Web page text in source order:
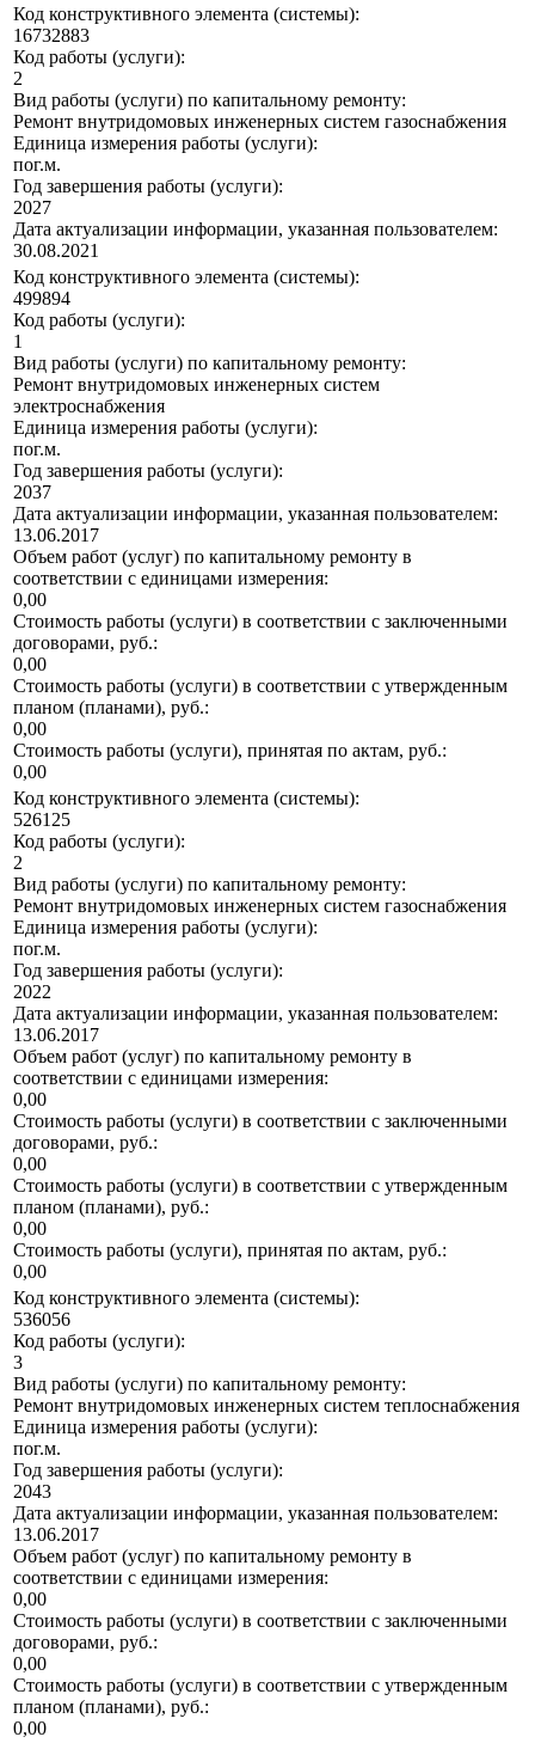
Код конструктивного элемента (системы):
16732883
Код работы (услуги):
2
Вид работы (услуги) по капитальному ремонту:
Ремонт внутридомовых инженерных систем газоснабжения
Единица измерения работы (услуги):
пог.м.
Год завершения работы (услуги):
2027
Дата актуализации информации, указанная пользователем:
30.08.2021
Код конструктивного элемента (системы):
499894
Код работы (услуги):
1
Вид работы (услуги) по капитальному ремонту:
Ремонт внутридомовых инженерных систем
электроснабжения
Единица измерения работы (услуги):
пог.м.
Год завершения работы (услуги):
2037
Дата актуализации информации, указанная пользователем:
13.06.2017
Объем работ (услуг) по капитальному ремонту в
соответствии с единицами измерения:
0,00
Стоимость работы (услуги) в соответствии с заключенными
договорами, руб.:
0,00
Стоимость работы (услуги) в соответствии с утвержденным
планом (планами), руб.:
0,00
Стоимость работы (услуги), принятая по актам, руб.:
0,00
Код конструктивного элемента (системы):
526125
Код работы (услуги):
2
Вид работы (услуги) по капитальному ремонту:
Ремонт внутридомовых инженерных систем газоснабжения
Единица измерения работы (услуги):
пог.м.
Год завершения работы (услуги):
2022
Дата актуализации информации, указанная пользователем:
13.06.2017
Объем работ (услуг) по капитальному ремонту в
соответствии с единицами измерения:
0,00
Стоимость работы (услуги) в соответствии с заключенными
договорами, руб.:
0,00
Стоимость работы (услуги) в соответствии с утвержденным
планом (планами), руб.:
0,00
Стоимость работы (услуги), принятая по актам, руб.:
0,00
Код конструктивного элемента (системы):
536056
Код работы (услуги):
3
Вид работы (услуги) по капитальному ремонту:
Ремонт внутридомовых инженерных систем теплоснабжения
Единица измерения работы (услуги):
пог.м.
Год завершения работы (услуги):
2043
Дата актуализации информации, указанная пользователем:
13.06.2017
Объем работ (услуг) по капитальному ремонту в
соответствии с единицами измерения:
0,00
Стоимость работы (услуги) в соответствии с заключенными
договорами, руб.:
0,00
Стоимость работы (услуги) в соответствии с утвержденным
планом (планами), руб.:
0,00